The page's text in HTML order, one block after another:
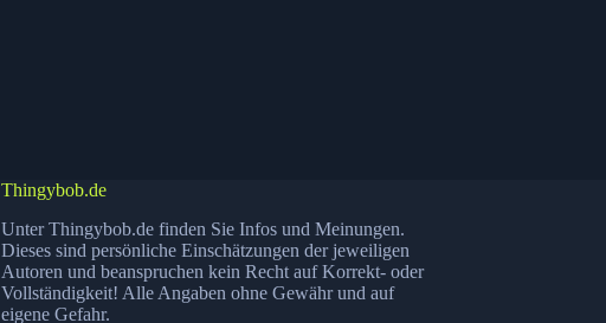
Thingybob.de
Unter Thingybob.de finden Sie Infos und Meinungen.
Dieses sind persönliche Einschätzungen der jeweiligen
Autoren und beanspruchen kein Recht auf Korrekt- oder
Vollständigkeit! Alle Angaben ohne Gewähr und auf
eigene Gefahr.